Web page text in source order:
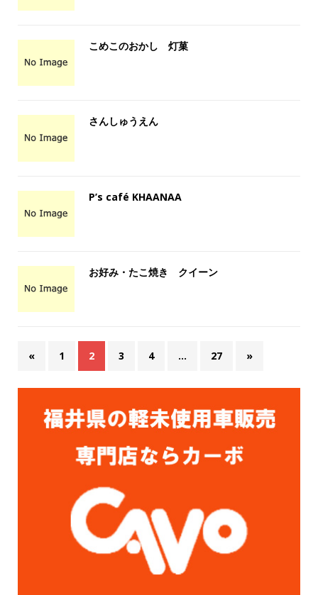
こめこのおかし 灯菓
さんしゅうえん
P’s café KHAANAA
お好み・たこ焼き クイーン
« 1 2 3 4 … 27 »